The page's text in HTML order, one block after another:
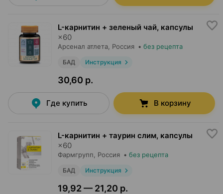
L-карнитин + зеленый чай, капсулы
×60
Арсенал атлета , Россия • без рецепта
БАД Инструкция
30,60 р.
Где купить В корзину
L-карнитин + таурин слим, капсулы
×60
Фармгрупп , Россия • без рецепта
БАД Инструкция
19,92 — 21,20 р.